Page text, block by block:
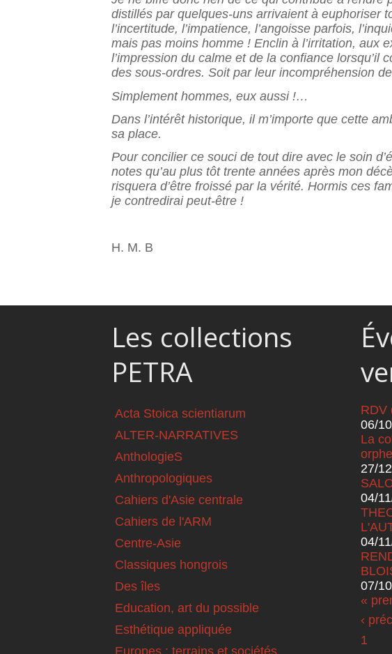
distillés par quelques-uns arrivaient à euphoriser
l’incertitude, l’impatience, l’angoisse parfois,
mais pas moins homme ! Enclin à l’irritation, aux
l’impression du calme et de la confiance
des sous-ordres. Soit par leur incompréhension
Simplement hommes, eux aussi !…
Dans l’intérêt historique, il m’importe que cette
sa place.
Pour concilier ce souci de tout dire avec le soin
notes qu’au plus tôt trente années après mon
risquera d’être froissé par la vérité. Hormis ces
je contredirai peut-être !
H. M. B
Les collections
PETRA
Acta Stoica scientiarum
ALTER-NARRATIVES
AnthologieS
Anthropologiques
Cahiers d'Asie centrale
Cahiers de l'ARM
Centre-Asie
Classiques hongrois
Des îles
Education, art du possible
Esthétique appliquée
Europes : terrains et sociétés
RDV
06/
La
27/
04/
04/
07/
«
‹
1